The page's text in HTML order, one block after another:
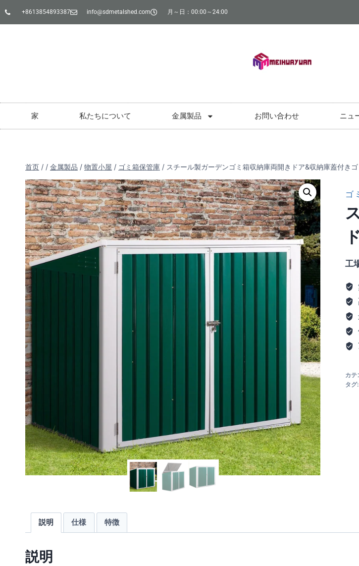
+8613854893387 info@sdmetalshed.com 月～日：00:00～24:00
家 私たちについて 金属製品 お問い合わせ ニュ
首页 / / 金属製品 / 物置小屋 / ゴミ箱保管庫 / スチール製ガーデンゴミ箱収納庫両開きドア&収納庫蓋付き
ゴ
工
カテ
タグ:
説明 仕様 特徴
説明